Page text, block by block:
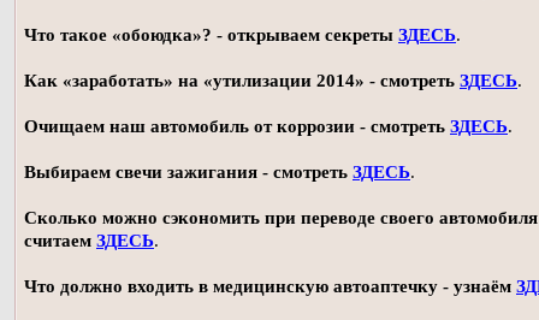
Что такое «обоюдка»? - открываем секреты ЗДЕСЬ.
Как «заработать» на «утилизации 2014» - смотреть ЗДЕСЬ.
Очищаем наш автомобиль от коррозии - смотреть ЗДЕСЬ.
Выбираем свечи зажигания - смотреть ЗДЕСЬ.
Сколько можно сэкономить при переводе своего автомобиля
считаем ЗДЕСЬ.
Что должно входить в медицинскую автоаптечку - узнаём